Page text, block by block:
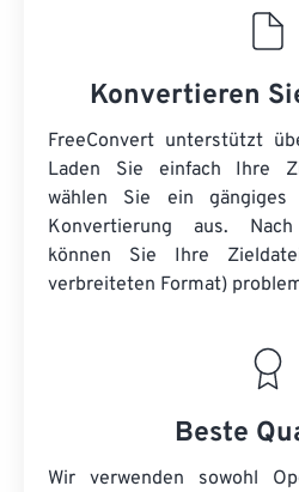
Konvertieren
FreeConvert unterstützt
Laden Sie einfach Ihre
wählen Sie ein
Konvertierung aus.
können Sie Ihre
verbreiteten Format)
Beste
Wir verwenden sowohl